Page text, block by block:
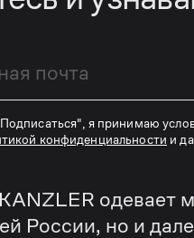
я принимаю
конфиденциальности и
одевает
России, но и